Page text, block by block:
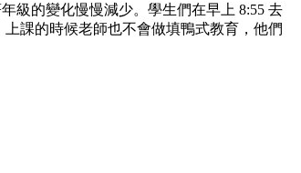
級的變化慢慢減少。學生們在早上 8:55 去
課的時候老師也不會做填鴨式教育，他們